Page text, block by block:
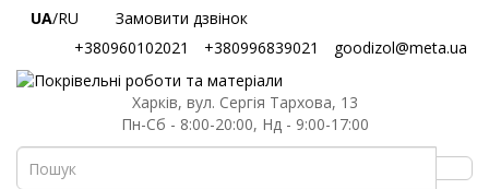
UA/RU
Замовити дзвінок
+380960102021
+380996839021 goodizol@meta.ua
Харків, вул. Сергія Тархова, 13
Пн-Сб - 8:00-20:00, Нд - 9:00-17:00